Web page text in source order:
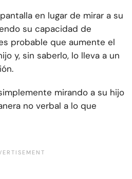
en lugar de mirar a su
su capacidad de
probable que aumente el
y, sin saberlo, lo lleva a un
mirando a su hijo
no verbal a lo que